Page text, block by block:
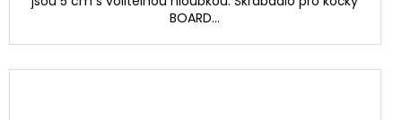
BOARD...